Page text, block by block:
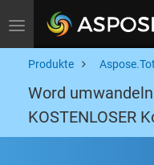
Toggle navigation
Produkte
Word
KOSTENLOSER